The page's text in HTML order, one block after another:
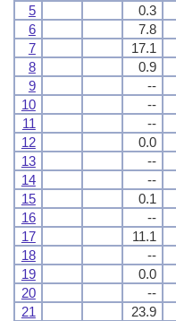
5
0.3
6
7.8
7
17.1
8
0.9
9
--
10
--
11
--
12
0.0
13
--
14
--
15
0.1
16
--
17
11.1
18
--
19
0.0
20
--
21
23.9